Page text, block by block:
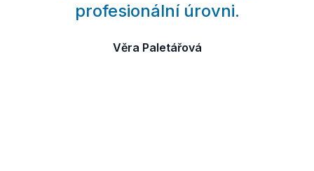
profesionální úrovni.
Věra Paletářová